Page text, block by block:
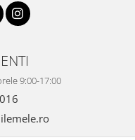
9:00-17:00